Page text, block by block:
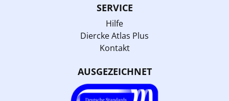
SERVICE
Hilfe
Diercke Atlas Plus
Kontakt
AUSGEZEICHNET